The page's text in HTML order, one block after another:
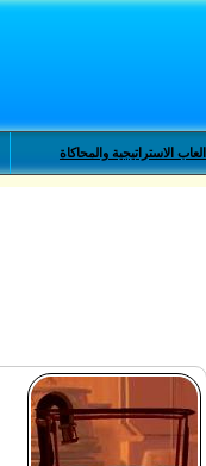
العاب الاستراتيجية والمحاكاة